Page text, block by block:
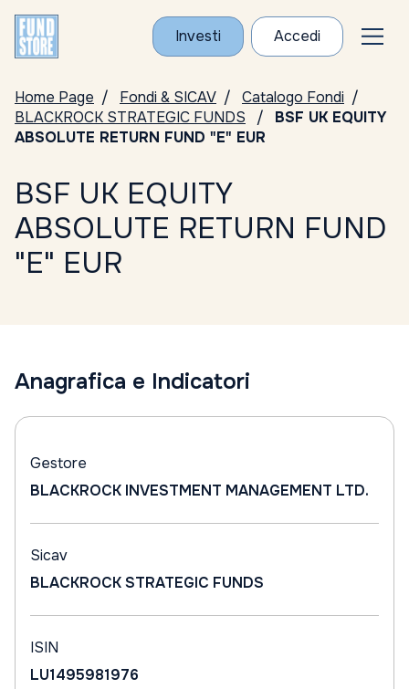
Investi Accedi
Home Page Fondi & SICAV
Catalogo Fondi
BLACKROCK STRATEGIC FUNDS
BSF UK EQUITY
ABSOLUTE RETURN FUND "E" EUR
BSF UK EQUITY
ABSOLUTE RETURN FUND
"E" EUR
Anagrafica e Indicatori
Gestore
BLACKROCK INVESTMENT MANAGEMENT LTD.
Sicav
BLACKROCK STRATEGIC FUNDS
ISIN
LU1495981976